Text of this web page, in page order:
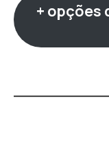
+ opções